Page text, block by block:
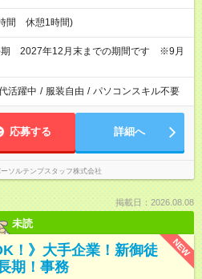
間 休憩1時間)
期 2027年12月末までの期間です ※9月
活躍中 / 服装自由 / パソコンスキル不要
応募する 詳細へ
ソルテンプスタッフ株式会社
掲載日：2026.08.08
未読
NEW
！》大手企業！新御徒
期！事務